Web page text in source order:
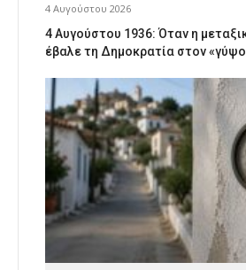
4 Αυγούστου 2026
4 Αυγούστου 1936: Όταν η
έβαλε τη Δημοκρατία στον